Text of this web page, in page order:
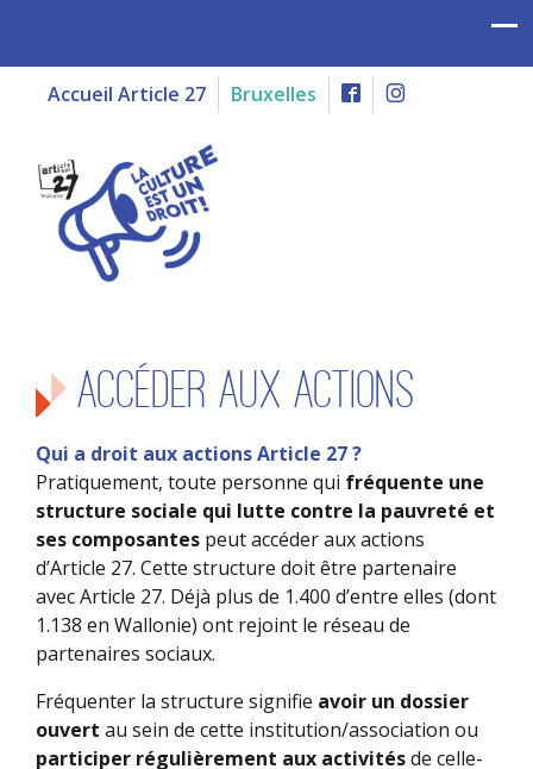
Accueil Article 27 Bruxelles
Accéder aux actions
Qui a droit aux actions Article 27 ?
Pratiquement, toute personne qui fréquente une
structure sociale qui lutte contre la pauvreté et
ses composantes peut accéder aux actions
d’Article 27. Cette structure doit être partenaire
avec Article 27. Déjà plus de 1.400 d’entre elles (dont
1.138 en Wallonie) ont rejoint le réseau de
partenaires sociaux.
Fréquenter la structure signifie avoir un dossier
ouvert au sein de cette institution/association ou
participer régulièrement aux activitésde celle-